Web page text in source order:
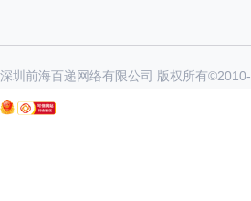
深圳前海百递网络有限公司 版权所有©2010-